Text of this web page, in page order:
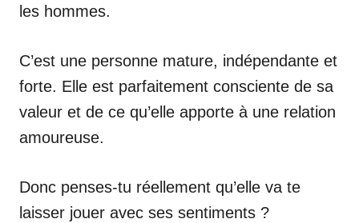
les hommes.
C’est une personne mature, indépendante et
forte. Elle est parfaitement consciente de sa
valeur et de ce qu’elle apporte à une relation
amoureuse.
Donc penses-tu réellement qu’elle va te
laisser jouer avec ses sentiments ?